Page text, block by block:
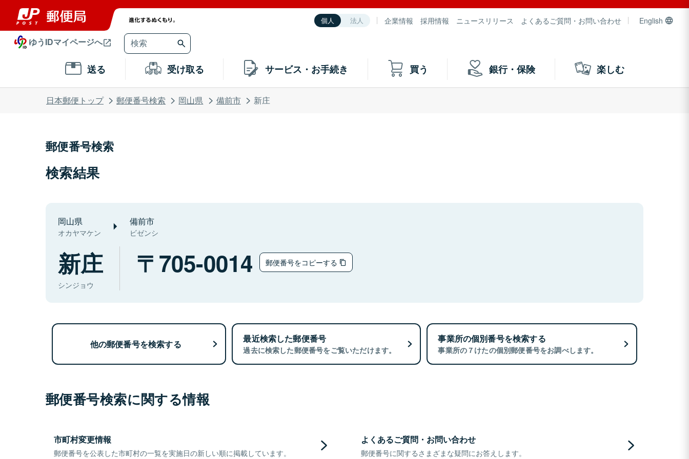
個人 法人 企業情報 採用情報 ニュースリリース よくあるご質問・お問い合わせ English
ゆうIDマイページへ
送る 受け取る サービス・お手続き 買う 銀行・保険 楽しむ
日本郵便トップ 郵便番号検索 岡山県 備前市 新庄
郵便番号検索
検索結果
岡山県
オカヤマケン
備前市
ビゼンシ
新庄
シンジョウ
705-0014 郵便番号をコピーする
他の郵便番号を検索する 最近検索した郵便番号
過去に検索した郵便番号をご覧いただけます。
事業所の個別番号を検索する
事業所の７けたの個別郵便番号をお調べします。
郵便番号検索に関する情報
市町村変更情報
郵便番号を公表した市町村の一覧を実施日の新しい順に掲載しています。
よくあるご質問・お問い合わせ
郵便番号に関するさまざまな疑問にお答えします。